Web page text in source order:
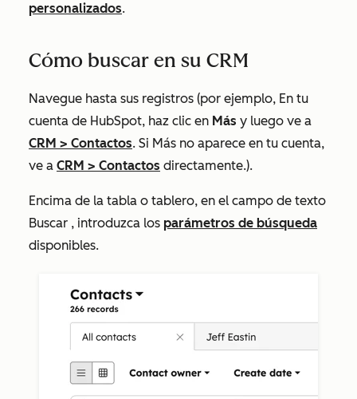
personalizados.
Cómo buscar en su CRM
Navegue hasta sus registros (por ejemplo, En tu
cuenta de HubSpot, haz clic en Más y luego ve a
CRM > Contactos. Si Más no aparece en tu cuenta,
ve a CRM > Contactos directamente.).
Encima de la tabla o tablero, en el campo de texto
Buscar , introduzca los parámetros de búsqueda
disponibles.